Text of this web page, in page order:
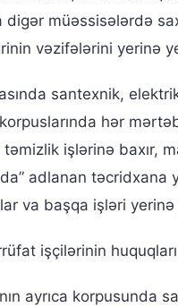
digər müəssisələrdə
vəzifələrini yerinə
santexnik,
hər
təmizlik işlərinə baxır,
adlanan təcridxana
va başqa işləri
işçilərinin
ayrıca korpusunda